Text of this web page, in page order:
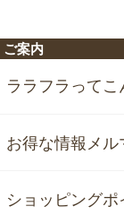
ご案内
ララフラってこ
お得な情報メル
ショッピング